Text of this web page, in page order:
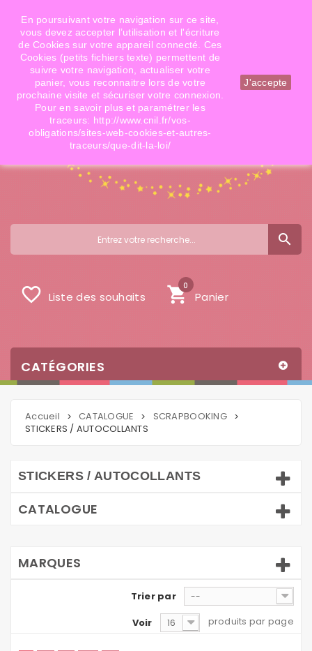
Téléphone: 06 09 14 02 79 Email: info@doigtsdefees.com
Mon compte
search
shopping_cart Panier
0
favorite_border Liste des souhaits
CATÉGORIES
Accueil > CATALOGUE > SCRAPBOOKING >
STICKERS / AUTOCOLLANTS
STICKERS / AUTOCOLLANTS
CATALOGUE
MARQUES
Trier par --
Voir 16 produits par page
En poursuivant votre navigation sur ce site,
vous devez accepter l’utilisation et l'écriture
de Cookies sur votre appareil connecté. Ces
Cookies (petits fichiers texte) permettent de
suivre votre navigation, actualiser votre
panier, vous reconnaitre lors de votre
prochaine visite et sécuriser votre connexion.
Pour en savoir plus et paramétrer les
traceurs: http://www.cnil.fr/vos-
obligations/sites-web-cookies-et-autres-
traceurs/que-dit-la-loi/
J'accepte